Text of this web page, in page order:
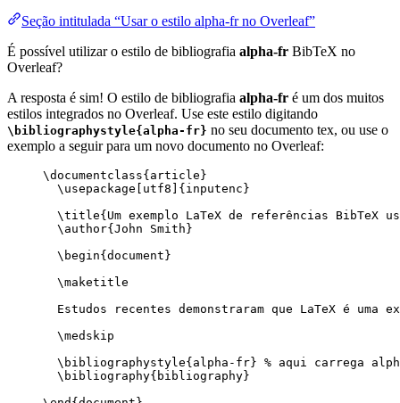
Seção intitulada “Usar o estilo alpha-fr no Overleaf”
É possível utilizar o estilo de bibliografia alpha-fr BibTeX no
Overleaf?
A resposta é sim! O estilo de bibliografia alpha-fr é um dos muitos
estilos integrados no Overleaf. Use este estilo digitando
\bibliographystyle{alpha-fr} no seu documento tex, ou use o
exemplo a seguir para um novo documento no Overleaf:
\documentclass{ article }
\usepackage
utf8 ]{ inputenc }
\title{Um exemplo LaTeX de referências
\author{John Smith}
\begin{ document }
\maketitle
Estudos recentes demonstraram que LaTeX é
\medskip
\bibliographystyle{alpha-fr} % aqui carrega
\bibliography{bibliography}